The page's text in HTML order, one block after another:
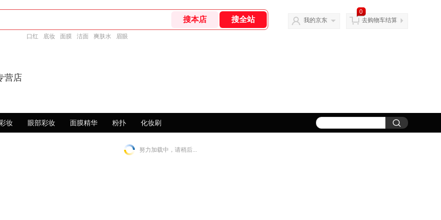
口红 底妆 面膜 洁面 爽肤水 眉眼
我的京东
0
去购物车结算
营店
妆 眼部彩妆 面膜精华 粉扑 化妆刷
努力加载中，请稍后...